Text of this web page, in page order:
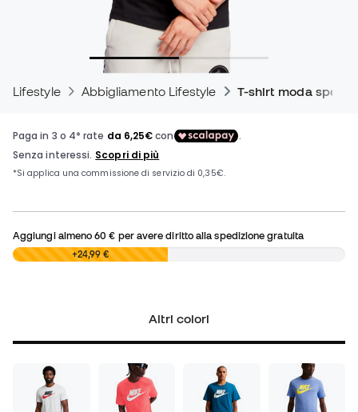
Lifestyle Abbigliamento Lifestyle T-shirt moda
Aggiungi almeno60 € per avere diritto alla spedizione gratuita
0,00 € +24,99 €
Altri colori